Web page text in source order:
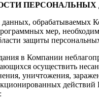
обрабатываемых
мер,
защиты
в Компании
осуществить
уничтожения,